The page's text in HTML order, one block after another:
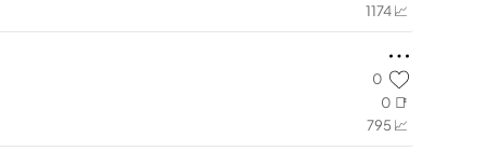
1174 📈
0
0 📑
795 📈